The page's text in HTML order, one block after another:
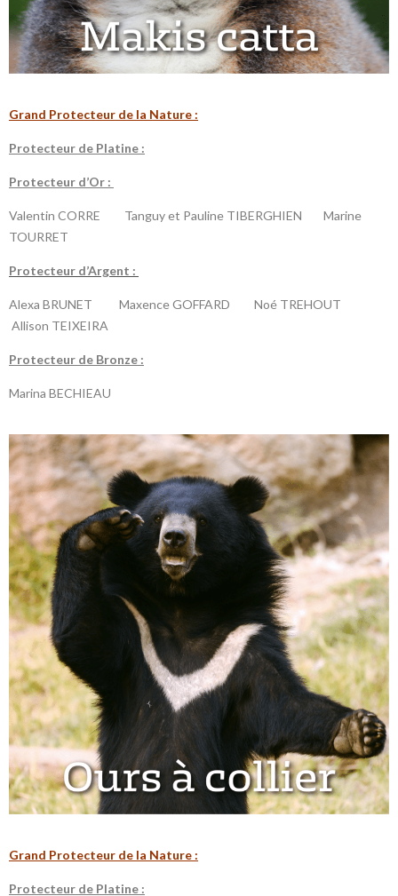
Grand Protecteur de la Nature :
Protecteur de Platine :
Protecteur d’Or :
Valentin CORRE Tanguy et Pauline TIBERGHIEN Marine
TOURRET
Protecteur d’Argent :
Alexa BRUNET Maxence GOFFARD Noé TREHOUT
Allison TEIXEIRA
Protecteur de Bronze :
Marina BECHIEAU
Grand Protecteur de la Nature :
Protecteur de Platine :